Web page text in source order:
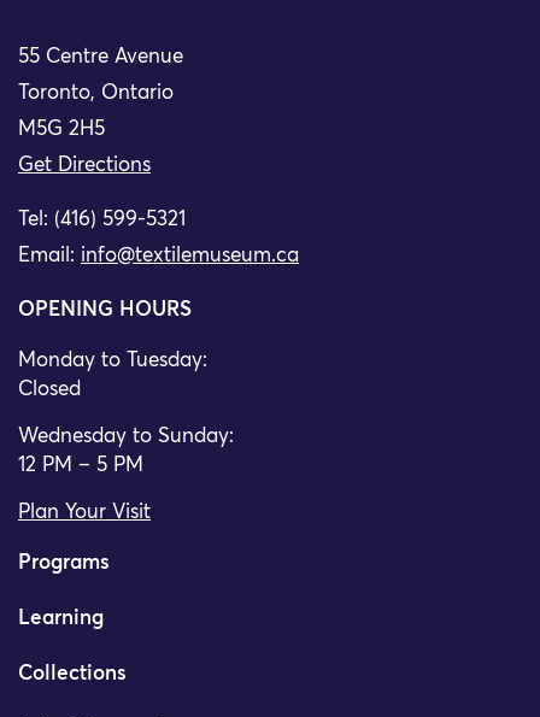
55 Centre Avenue
Toronto, Ontario
M5G 2H5
Get Directions
Tel: (416) 599-5321
Email: info@textilemuseum.ca
OPENING HOURS
Monday to Tuesday:
Closed
Wednesday to Sunday:
12 PM – 5 PM
Plan Your Visit
Programs
Learning
Collections